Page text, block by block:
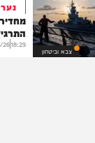
התרגיל
18:29